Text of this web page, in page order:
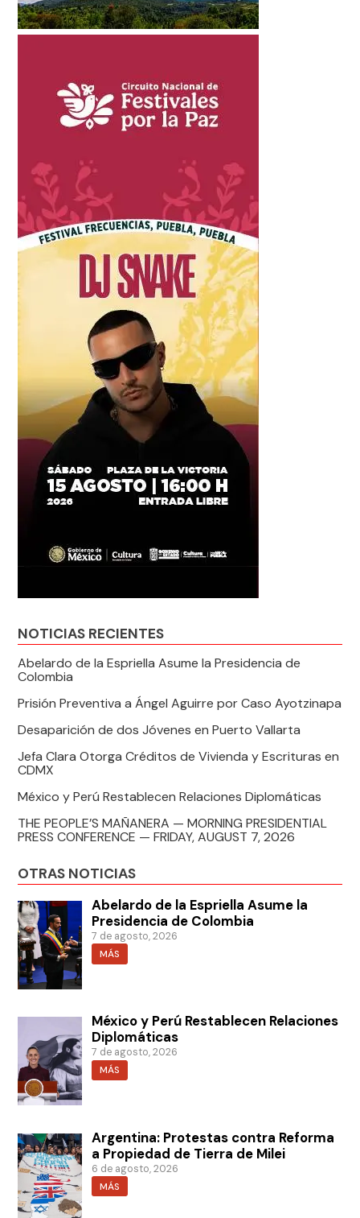
NOTICIAS RECIENTES
Abelardo de la Espriella Asume la Presidencia de
Colombia
Prisión Preventiva a Ángel Aguirre por Caso Ayotzinapa
Desaparición de dos Jóvenes en Puerto Vallarta
Jefa Clara Otorga Créditos de Vivienda y Escrituras en
CDMX
México y Perú Restablecen Relaciones Diplomáticas
THE PEOPLE’S MAÑANERA — MORNING PRESIDENTIAL
PRESS CONFERENCE — FRIDAY, AUGUST 7, 2026
OTRAS NOTICIAS
Abelardo de la Espriella Asume la
Presidencia de Colombia
7 de agosto, 2026
MÁS
México y Perú Restablecen Relaciones
Diplomáticas
7 de agosto, 2026
MÁS
Argentina: Protestas contra Reforma
a Propiedad de Tierra de Milei
6 de agosto, 2026
MÁS